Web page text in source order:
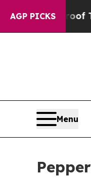
AGP PICKS
no Proof They
Menu